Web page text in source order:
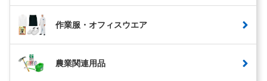
作業服・オフィスウエア
農業関連用品